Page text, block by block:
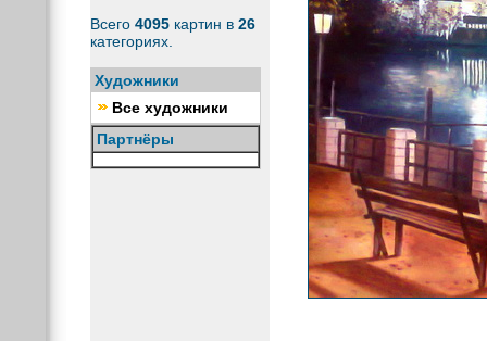
Всего 4095 картин в 26
категориях.
Художники
Все художники
Партнёры